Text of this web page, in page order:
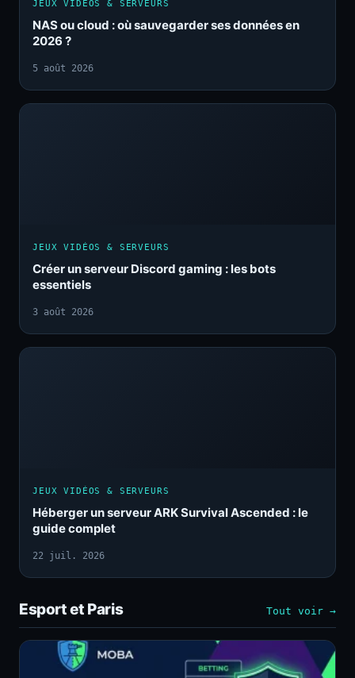
JEUX VIDÉOS & SERVEURS
NAS ou cloud : où sauvegarder ses données en
2026 ?
5 août 2026
JEUX VIDÉOS & SERVEURS
Créer un serveur Discord gaming : les bots
essentiels
3 août 2026
JEUX VIDÉOS & SERVEURS
Héberger un serveur ARK Survival Ascended : le
guide complet
22 juil. 2026
Esport et Paris Tout voir →